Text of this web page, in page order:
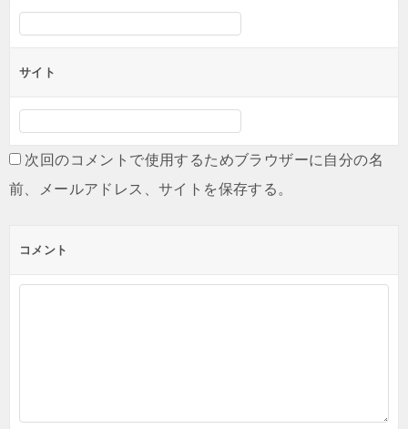
サイト
次回のコメントで使用するためブラウザーに自分の名
前、メールアドレス、サイトを保存する。
コメント